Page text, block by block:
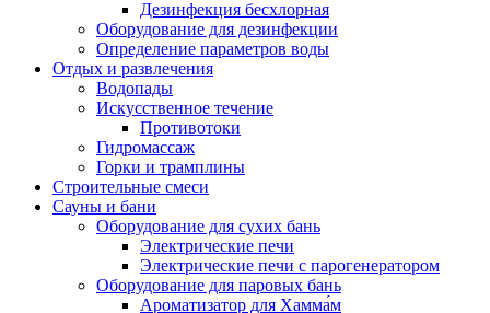
Дезинфекция бесхлорная
Оборудование для дезинфекции
Определение параметров воды
Отдых и развлечения
Водопады
Искусственное течение
Противотоки
Гидромассаж
Горки и трамплины
Строительные смеси
Сауны и бани
Оборудование для сухих бань
Электрические печи
Электрические печи с парогенератором
Оборудование для паровых бань
Ароматизатор для Хамма́м